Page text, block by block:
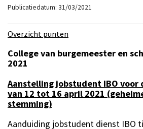
Publicatiedatum: 31/03/2021
Overzicht punten
College van burgemeester en
2021
Aanstelling jobstudent IBO voor
van 12 tot 16 april 2021
stemming)
Aanduiding jobstudent dienst IBO